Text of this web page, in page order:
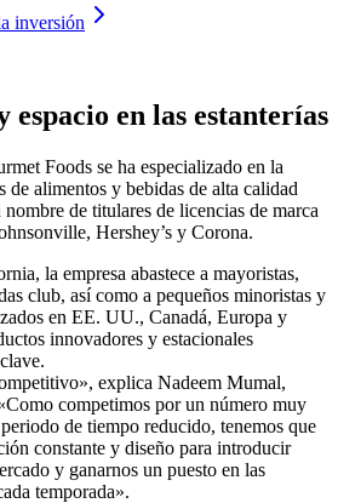
inversión
espacio en las estanterías
Foods se ha especializado en la
de alimentos y bebidas de alta calidad
de titulares de licencias de marca
Hershey’s y Corona.
la empresa abastece a mayoristas,
club, así como a pequeños minoristas y
en EE. UU., Canadá, Europa y
innovadores y estacionales
explica Nadeem Mumal,
competimos por un número muy
de tiempo reducido, tenemos que
constante y diseño para introducir
y ganarnos un puesto en las
temporada».